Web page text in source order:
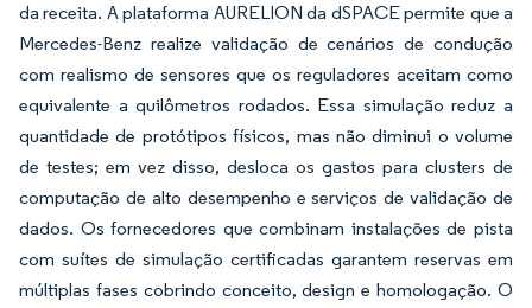
da receita. A plataforma AURELION da dSPACE permite que a
Mercedes-Benz realize validação de cenários de condução
com realismo de sensores que os reguladores aceitam como
equivalente a quilômetros rodados. Essa simulação reduz a
quantidade de protótipos físicos, mas não diminui o volume
de testes; em vez disso, desloca os gastos para clusters de
computação de alto desempenho e serviços de validação de
dados. Os fornecedores que combinam instalações de pista
com suítes de simulação certificadas garantem reservas em
múltiplas fases cobrindo conceito, design e homologação. O